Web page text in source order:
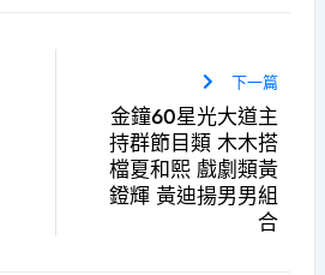
下一篇
金鐘60星光大道主
持群節目類 木木搭
檔夏和熙 戲劇類黃
鐙輝 黃迪揚男男組
合